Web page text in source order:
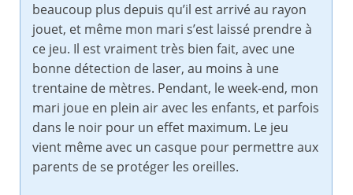
beaucoup plus depuis qu’il est arrivé au rayon
jouet, et même mon mari s’est laissé prendre à
ce jeu. Il est vraiment très bien fait, avec une
bonne détection de laser, au moins à une
trentaine de mètres. Pendant, le week-end, mon
mari joue en plein air avec les enfants, et parfois
dans le noir pour un effet maximum. Le jeu
vient même avec un casque pour permettre aux
parents de se protéger les oreilles.